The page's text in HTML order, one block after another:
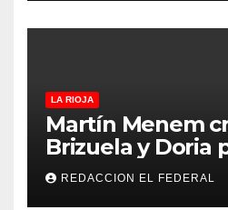
LA RIOJA
Martín Menem
Brizuela y Doria
incendios en
“Miente
REDACCION EL FEDERAL